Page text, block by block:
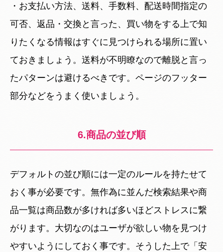
・お支払い方法、送料、手数料、配送時間指定の
可否、返品・交換と言った、買い物をする上で知
りたくなる情報はすぐに見つけられる場所に置い
ておきましょう。送料が不明瞭なので離脱と言っ
たパターンは避けるべきです。ページのフッター
部分などをうまく使いましょう。
6.商品の並び順
デフォルトの並び順には一定のルールを持たせて
おく事が必要です。無作為に並んだ検索結果や商
品一覧は商品数が多ければ多いほどストレスに繋
がります。大切なのはユーザが欲しい物を見つけ
やすいようにしておく事です。そうした上で「安